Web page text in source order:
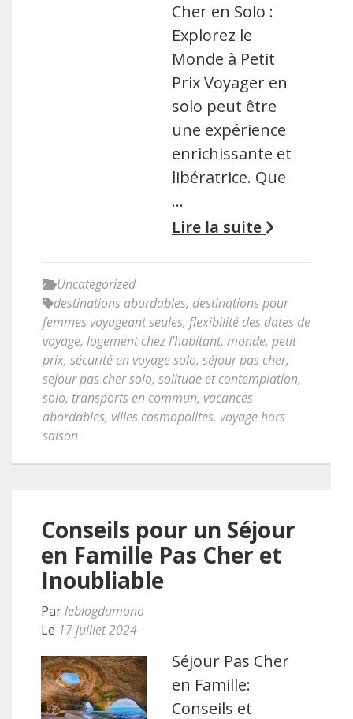
Cher en Solo :
Explorez le
Monde à Petit
Prix Voyager en
solo peut être
une expérience
enrichissante et
libératrice. Que
…
Lire la suite
Uncategorized
destinations abordables, destinations pour
femmes voyageant seules, flexibilité des dates de
voyage, logement chez l'habitant, monde, petit
prix, sécurité en voyage solo, séjour pas cher,
sejour pas cher solo, solitude et contemplation,
solo, transports en commun, vacances
abordables, villes cosmopolites, voyage hors
saison
Conseils pour un Séjour
en Famille Pas Cher et
Inoubliable
Parleblogdumono
Le 17 juillet 2024
Séjour Pas Cher
en Famille:
Conseils et